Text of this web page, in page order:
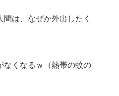
は、なぜか外出したく
なくなるｗ（熱帯の蚊の